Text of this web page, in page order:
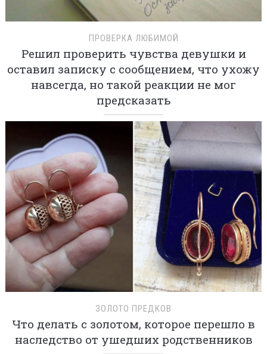
ПРОВЕРКА ЛЮБИМОЙ
Решил проверить чувства девушки и
оставил записку с сообщением, что ухожу
навсегда, но такой реакции не мог
предсказать
ЗОЛОТО ПРЕДКОВ
Что делать с золотом, которое перешло в
наследство от ушедших родственников